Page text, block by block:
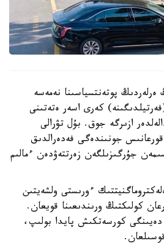
ەرلەردىڭ پوتەنتسياسىنا نەمەسە
كەرى اسەر ەتەتىنى
ازىرگە جوق. بۇل تۋرالى
قورعانىس جونىندەگى فەدەرالدىق
جۇرگىزىلگەن زەرتتەۋدەن ءمالىم
ءورىستى ولشەيتىن
كولىكتىڭ ورىندىعىنا قويعان.
ەكرانىندا 14 كە دەيىنگى كورسەتكىش پايدا بولىپ،